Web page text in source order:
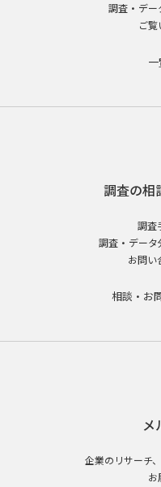
調査・デー
ご覧
調査の相
調査
調査・データ
お問い
相談・お
メ
企業のリサーチ
お